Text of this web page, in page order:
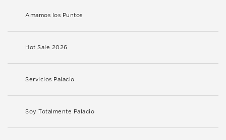
Amamos los Puntos
Hot Sale 2026
Servicios Palacio
Soy Totalmente Palacio